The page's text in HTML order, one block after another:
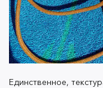
комментарии о
хочется оценить
найти его в
Единственное,